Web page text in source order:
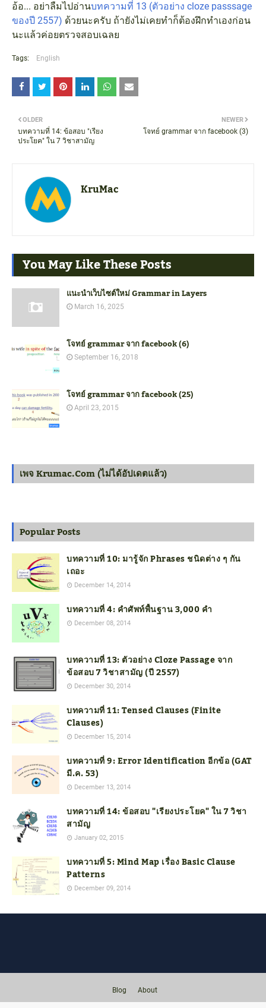
อ้อ... อย่าลืมไปอ่านบทความที่ 13 (ตัวอย่าง cloze passsage
ของปี 2557) ด้วยนะครับ ถ้ายังไม่เคยทำก็ต้องฝึกทำเองก่อน
นะแล้วค่อยตรวจสอบเฉลย
Tags: English
NEWER
โจทย์ grammar จาก facebook (3)
OLDER
บทความที่ 14: ข้อสอบ "เรียง
ประโยค" ใน 7 วิชาสามัญ
KruMac
You May Like These Posts
แนะนำเว็บไซต์ใหม่ Grammar in Layers
March 16, 2025
โจทย์ grammar จาก facebook (6)
September 16, 2018
โจทย์ grammar จาก facebook (25)
April 23, 2015
เพจ Krumac.com (ไม่ได้อัปเดตแล้ว)
Popular Posts
บทความที่ 10: มารู้จัก Phrases ชนิดต่าง ๆ กัน
เถอะ
December 14, 2014
บทความที่ 4: คำศัพท์พื้นฐาน 3,000 คำ
December 08, 2014
บทความที่ 13: ตัวอย่าง Cloze Passage จาก
ข้อสอบ 7 วิชาสามัญ (ปี 2557)
December 30, 2014
บทความที่ 11: Tensed Clauses (Finite
Clauses)
December 15, 2014
บทความที่ 9: Error Identification อีกข้อ (GAT
มี.ค. 53)
December 13, 2014
บทความที่ 14: ข้อสอบ "เรียงประโยค" ใน 7 วิชา
สามัญ
January 02, 2015
บทความที่ 5: Mind Map เรื่อง Basic Clause
Patterns
December 09, 2014
Blog About